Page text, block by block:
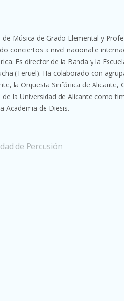
Música de Grado Elemental y
conciertos a nivel nacional e
Es director de la Banda y la
(Teruel). Ha colaborado con
la Orquesta Sinfónica de Alicante,
la Universidad de Alicante como
Academia de Diesis.
de Percusión